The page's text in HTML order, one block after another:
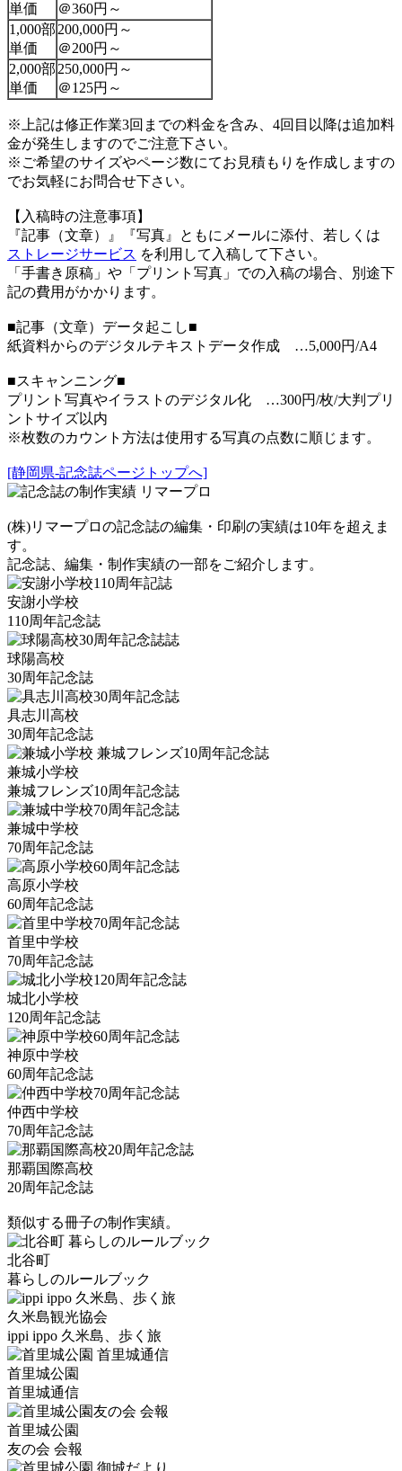
単価
＠360円～
1,000部
単価
200,000円～
＠200円～
2,000部
単価
250,000円～
＠125円～
※上記は修正作業3回までの料金を含み、4回目以降は追加料
金が発生しますのでご注意下さい。
※ご希望のサイズやページ数にてお見積もりを作成しますの
でお気軽にお問合せ下さい。
【入稿時の注意事項】
『記事（文章）』『写真』ともにメールに添付、若しくは
ストレージサービス を利用して入稿して下さい。
「手書き原稿」や「プリント写真」での入稿の場合、別途下
記の費用がかかります。
■記事（文章）データ起こし■
紙資料からのデジタルテキストデータ作成 …5,000円/A4
■スキャンニング■
プリント写真やイラストのデジタル化 …300円/枚/大判プリ
ントサイズ以内
※枚数のカウント方法は使用する写真の点数に順じます。
[静岡県-記念誌ページトップへ]
(株)リマープロの記念誌の編集・印刷の実績は10年を超えま
す。
記念誌、編集・制作実績の一部をご紹介します。
安謝小学校
110周年記念誌
球陽高校
30周年記念誌
具志川高校
30周年記念誌
兼城小学校
兼城フレンズ10周年記念誌
兼城中学校
70周年記念誌
高原小学校
60周年記念誌
首里中学校
70周年記念誌
城北小学校
120周年記念誌
神原中学校
60周年記念誌
仲西中学校
70周年記念誌
那覇国際高校
20周年記念誌
類似する冊子の制作実績。
北谷町
暮らしのルールブック
久米島観光協会
ippi ippo 久米島、歩く旅
首里城公園
首里城通信
首里城公園
友の会 会報